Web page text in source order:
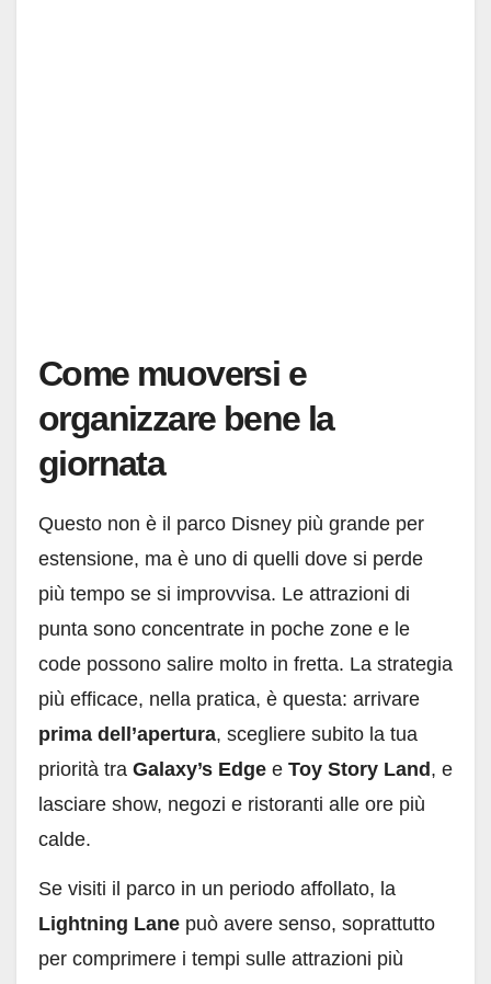
Come muoversi e
organizzare bene la
giornata
Questo non è il parco Disney più grande per
estensione, ma è uno di quelli dove si perde
più tempo se si improvvisa. Le attrazioni di
punta sono concentrate in poche zone e le
code possono salire molto in fretta. La strategia
più efficace, nella pratica, è questa: arrivare
prima dell’apertura, scegliere subito la tua
priorità tra Galaxy’s Edge e Toy Story Land , e
lasciare show, negozi e ristoranti alle ore più
calde.
Se visiti il parco in un periodo affollato, la
Lightning Lane può avere senso, soprattutto
per comprimere i tempi sulle attrazioni più